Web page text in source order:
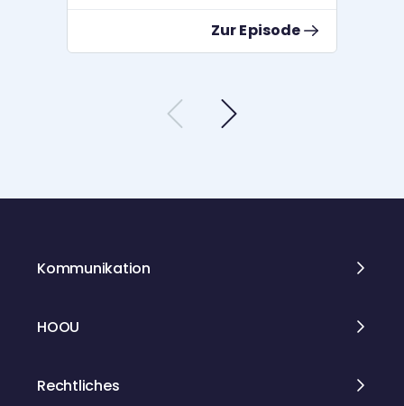
und wissen wollen. Sie haben sich in
Film, Sport, Literatur und anderen
dahin geführt hat, wo sie auch anders
hätten abbiegen können. Wir würden
direkt dort, wo ihr Podcasts hört, oder
https://www.hamburgwaswillstduwiss
en.de
Zur Episode
Kommunikation
HOOU
Rechtliches